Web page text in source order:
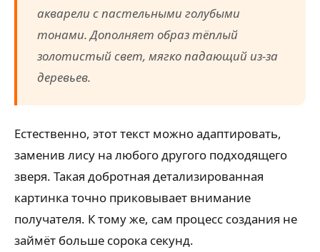
акварели с пастельными голубыми
тонами. Дополняет образ тёплый
золотистый свет, мягко падающий из-за
деревьев.
Естественно, этот текст можно адаптировать,
заменив лису на любого другого подходящего
зверя. Такая добротная детализированная
картинка точно приковывает внимание
получателя. К тому же, сам процесс создания не
займёт больше сорока секунд.